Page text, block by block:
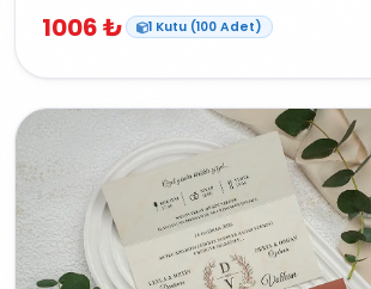
1006 ₺ 1 Kutu (100 Adet)